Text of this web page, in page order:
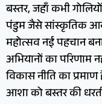
बस्तर, जहाँ कभी
पंडुम जैसे सांस्कृतिक
महोत्सव नई पहचान
अभियानों का परिणाम
विकास नीति का
आशा को बस्तर की